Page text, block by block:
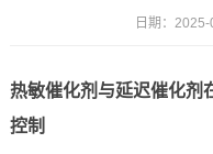
日期：
热敏催化剂与延迟催化剂
控制